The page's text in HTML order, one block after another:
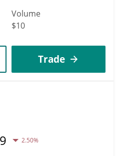
Volume
$10
Trade
2.50%